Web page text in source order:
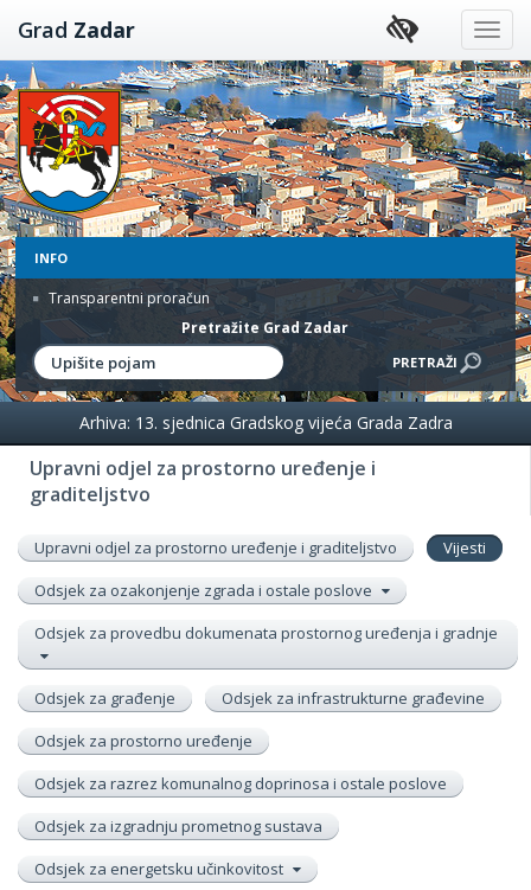
Preskoči
na
sadržaj
Grad Zadar
INFO
Transparentni proračun
Pretražite Grad Zadar
Upravni odjel za prostorno uređenje i
graditeljstvo
Arhiva: 13. sjednica Gradskog vijeća Grada Zadra
Upravni odjel za prostorno uređenje i graditeljstvo
Vijesti
Odsjek za ozakonjenje zgrada i ostale poslove
Odsjek za provedbu dokumenata prostornog uređenja i gradnje
Odsjek za građenje
Odsjek za infrastrukturne građevine
Odsjek za prostorno uređenje
Odsjek za razrez komunalnog doprinosa i ostale poslove
Odsjek za izgradnju prometnog sustava
Odsjek za energetsku učinkovitost